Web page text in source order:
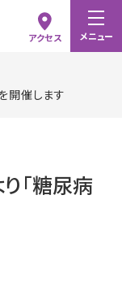
アクセス メニュー
開催します
「糖尿病